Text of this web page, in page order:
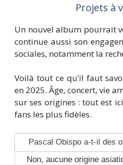
Projets à
Un nouvel album pourrait
continue aussi son
sociales, notamment la
Voilà tout ce qu’il faut
en 2025. Âge, concert, vie
sur ses origines : tout est
fans les plus fidèles.
Pascal Obispo a-t-il des
Non, aucune origine